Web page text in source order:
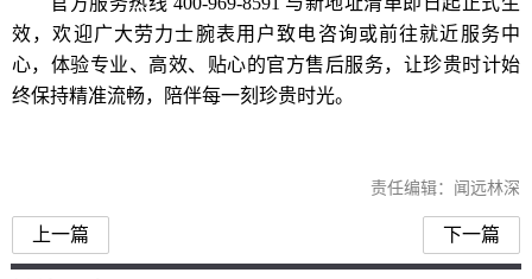
效，欢迎广大劳力士腕表用户致电咨询或前往就近服务中
心，体验专业、高效、贴心的官方售后服务，让珍贵时计始
终保持精准流畅，陪伴每一刻珍贵时光。
责任编辑：闻远林深
上一篇 下一篇